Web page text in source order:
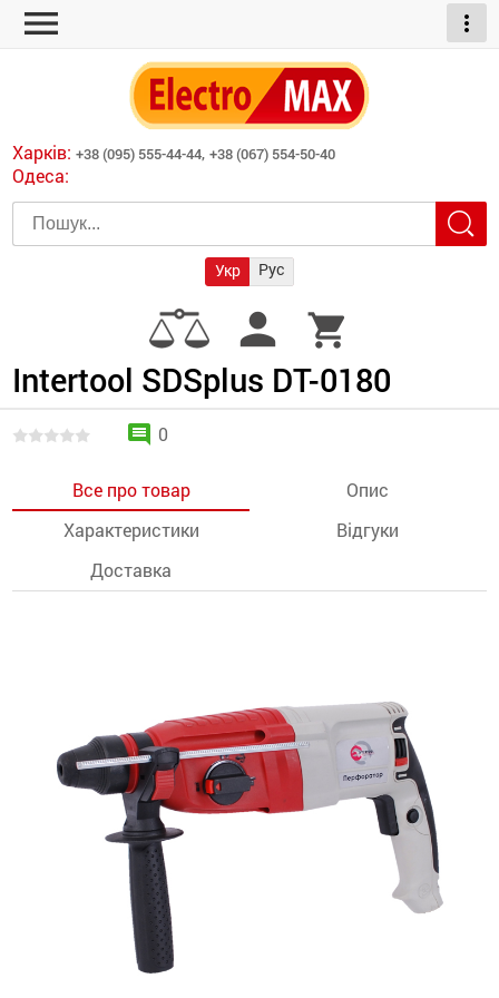
menu more_vert
Харків: +38 (095) 555-44-44, +38 (067) 554-50-40
Одеса:
Укр Рус
person shopping_cart
обігрівачі
машини
для
Intertool SDSplus DT-0180
comment 0
Все про товар
Опис
Характеристики
Відгуки
Доставка